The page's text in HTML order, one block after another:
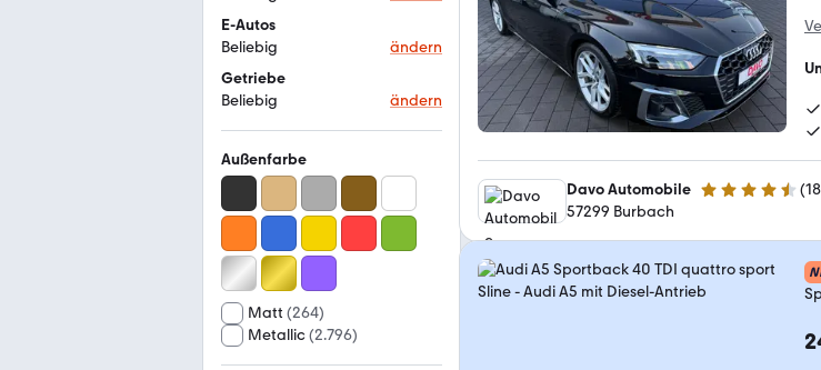
E-Autos
Beliebig
ändern
Getriebe
Beliebig
ändern
Außenfarbe
Matt (264)
Metallic(2.796)
Davo Automobile 4.5 Sterne (
57299 Burbach